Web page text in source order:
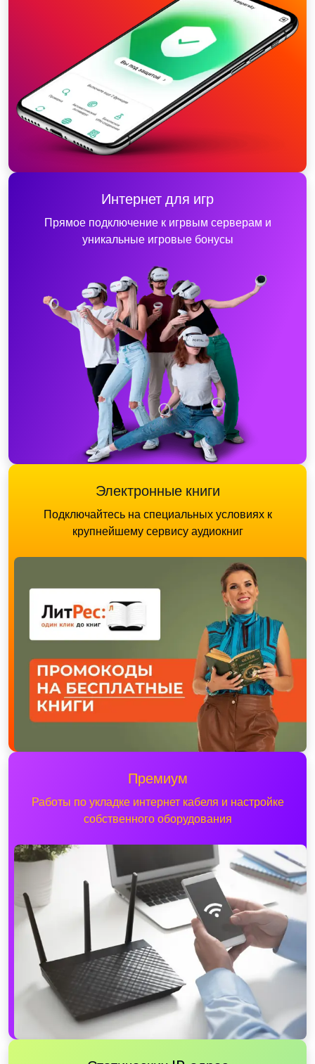
Интернет для игр
Прямое подключение к игрвым серверам и
уникальные игровые бонусы
Электронные книги
Подключайтесь на специальных условиях к
крупнейшему сервису аудиокниг
Премиум
Работы по укладке интернет кабеля и настройке
собственного оборудования